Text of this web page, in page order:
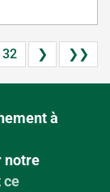
32 ❯ ❯❯
à
notre
ce